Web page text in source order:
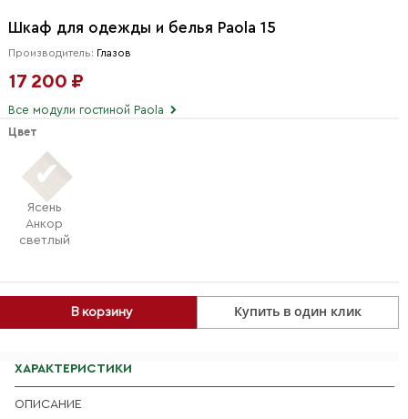
Шкаф для одежды и белья Paola 15
Производитель: Глазов
17 200 ₽
В корзину Купить в один клик
Цвет
Ясень
Анкор
светлый
Все модули гостиной Paola
ХАРАКТЕРИСТИКИ
ОПИСАНИЕ